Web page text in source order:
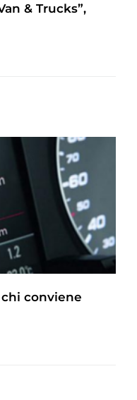
& Trucks”,
conviene